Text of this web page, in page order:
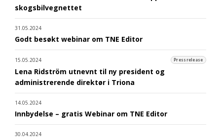
skogsbilvegnettet
31.05.2024
Godt besøkt webinar om TNE Editor
15.05.2024 Pressrelease
Lena Ridström utnevnt til ny president og
administrerende direktør i Triona
14.05.2024
Innbydelse – gratis Webinar om TNE Editor
30.04.2024